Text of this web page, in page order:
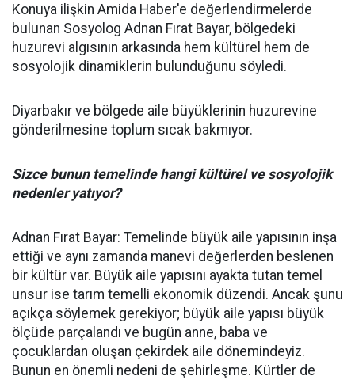
Konuya ilişkin Amida Haber'e değerlendirmelerde
bulunan Sosyolog Adnan Fırat Bayar, bölgedeki
huzurevi algısının arkasında hem kültürel hem de
sosyolojik dinamiklerin bulunduğunu söyledi.
Diyarbakır ve bölgede aile büyüklerinin huzurevine
gönderilmesine toplum sıcak bakmıyor.
Sizce bunun temelinde hangi kültürel ve sosyolojik
nedenler yatıyor?
Adnan Fırat Bayar: Temelinde büyük aile yapısının inşa
ettiği ve aynı zamanda manevi değerlerden beslenen
bir kültür var. Büyük aile yapısını ayakta tutan temel
unsur ise tarım temelli ekonomik düzendi. Ancak şunu
açıkça söylemek gerekiyor; büyük aile yapısı büyük
ölçüde parçalandı ve bugün anne, baba ve
çocuklardan oluşan çekirdek aile dönemindeyiz.
Bunun en önemli nedeni de şehirleşme. Kürtler de